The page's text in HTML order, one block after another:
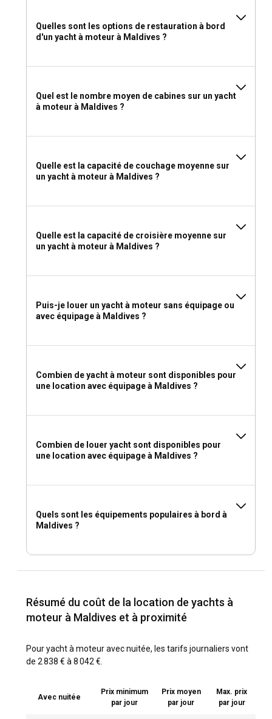
Quelles sont les options de restauration à bord
d'un yacht à moteur à Maldives ?
Quel est le nombre moyen de cabines sur un yacht
à moteur à Maldives ?
Quelle est la capacité de couchage moyenne sur
un yacht à moteur à Maldives ?
Quelle est la capacité de croisière moyenne sur
un yacht à moteur à Maldives ?
Puis-je louer un yacht à moteur sans équipage ou
avec équipage à Maldives ?
Combien de yacht à moteur sont disponibles pour
une location avec équipage à Maldives ?
Combien de louer yacht sont disponibles pour
une location avec équipage à Maldives ?
Quels sont les équipements populaires à bord à
Maldives ?
Résumé du coût de la location de yachts à
moteur à Maldives et à proximité
Pour yacht à moteur avec nuitée, les tarifs journaliers vont
de 2 838 € à 8 042 €.
Avec nuitée
Prix minimum
par jour
Prix moyen
par jour
Max. prix
par jour